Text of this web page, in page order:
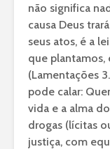
não significa
causa Deus
seus atos, é a
que
(Lamentações
pode calar:
vida e a alma
drogas (lícitas
justiça, com